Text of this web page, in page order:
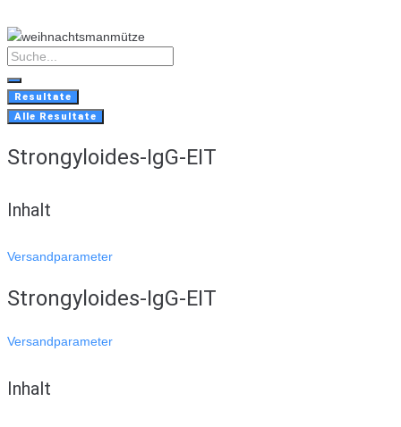
to
content
Search
...
Resultate
Alle Resultate
Strongyloides-IgG-EIT
Inhalt
Versandparameter
Strongyloides-IgG-EIT
Versandparameter
Inhalt